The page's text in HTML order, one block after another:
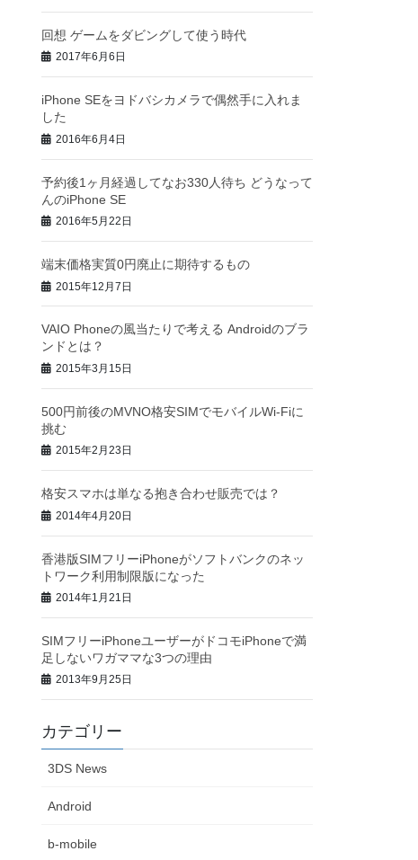
回想 ゲームをダビングして使う時代
2017年6月6日
iPhone SEをヨドバシカメラで偶然手に入れま
した
2016年6月4日
予約後1ヶ月経過してなお330人待ち どうなって
んのiPhone SE
2016年5月22日
端末価格実質0円廃止に期待するもの
2015年12月7日
VAIO Phoneの風当たりで考える Androidのブラ
ンドとは？
2015年3月15日
500円前後のMVNO格安SIMでモバイルWi-Fiに
挑む
2015年2月23日
格安スマホは単なる抱き合わせ販売では？
2014年4月20日
香港版SIMフリーiPhoneがソフトバンクのネッ
トワーク利用制限版になった
2014年1月21日
SIMフリーiPhoneユーザーがドコモiPhoneで満
足しないワガママな3つの理由
2013年9月25日
カテゴリー
3DS News
Android
b-mobile